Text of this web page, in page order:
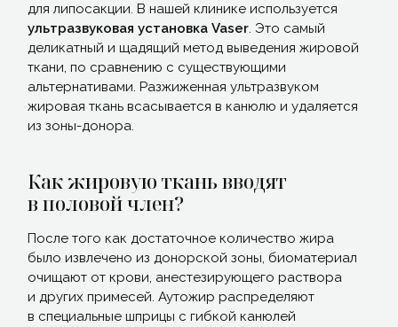
для липосакции. В нашей клинике используется
ультразвуковая установкаVaser. Это самый
деликатный и щадящий метод выведения жировой
ткани, по сравнению с существующими
альтернативами. Разжиженная ультразвуком
жировая ткань всасывается в канюлю и удаляется
из зоны-донора.
Как жировую ткань вводят
в половой член?
После того как достаточное количество жира
было извлечено из донорской зоны, биоматериал
очищают от крови, анестезирующего раствора
и других примесей. Аутожир распределяют
в специальные шприцы с гибкой канюлей